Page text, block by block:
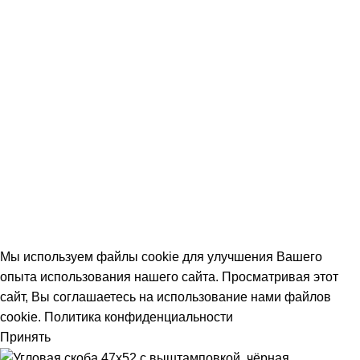
Мы используем файлы cookie для улучшения Вашего
опыта использования нашего сайта. Просматривая этот
сайт, Вы соглашаетесь на использование нами файлов
cookie. Политика конфиденциальности
Принять